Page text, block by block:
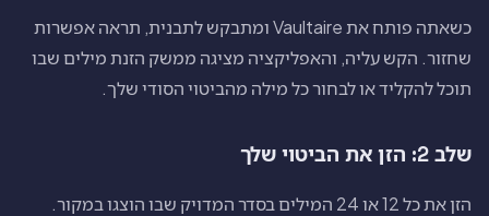
כשאתה פותח את Vaultaire ומתבקש לתבנית, תראה אפשרות
שחזור. הקש עליה, והאפליקציה מציגה ממשק הזנת מילים שבו
תוכל להקליד או לבחור כל מילה מהביטוי הסודי שלך.
שלב 2: הזן את הביטוי שלך
הזן את כל 12 או 24 המילים בסדר המדויק שבו הוצגו במקור.